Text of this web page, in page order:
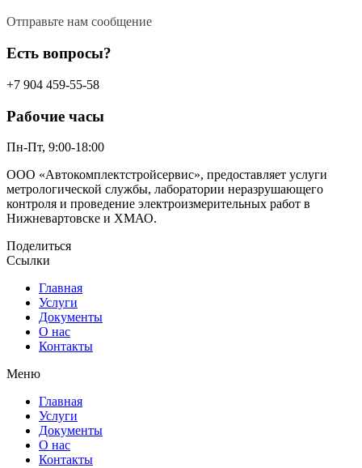
Отправьте нам сообщение
Есть вопросы?​
+7 904 459-55-58
Рабочие часы
Пн-Пт, 9:00-18:00
ООО «Автокомплектстройсервис», предоставляет услуги
метрологической службы, лаборатории неразрушающего
контроля и проведение электроизмерительных работ в
Нижневартовске и ХМАО.
Поделиться
Ссылки
Главная
Услуги
Документы
О нас
Контакты
Меню
Главная
Услуги
Документы
О нас
Контакты